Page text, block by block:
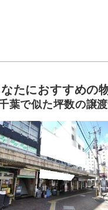
たにおすすめの
葉で似た坪数の譲